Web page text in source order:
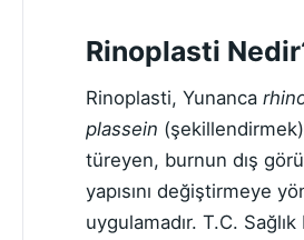
Rinoplasti
Rinoplasti, Yunanca
plassein
türeyen, burnun dış
yapısını değiştirmeye
uygulamadır. T.C. Sağlık